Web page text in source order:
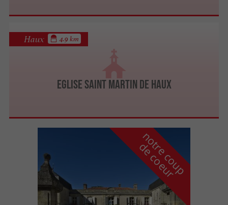
Eglise Saint Martin de Haux
Haux 4.9 km
n
o
t
r
e
c
o
u
p
d
e
c
o
e
u
r